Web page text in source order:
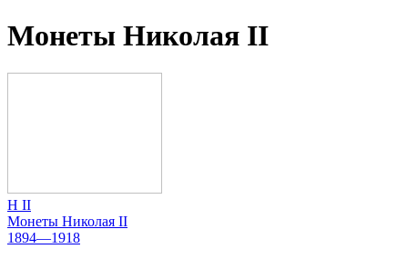
Монеты Николая II
Н II
Монеты Николая II
1894—1918